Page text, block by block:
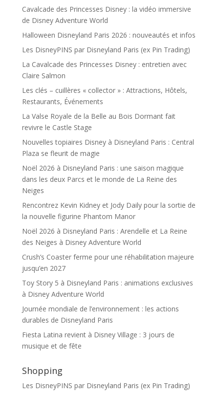
Cavalcade des Princesses Disney : la vidéo immersive
de Disney Adventure World
Halloween Disneyland Paris 2026 : nouveautés et infos
Les DisneyPINS par Disneyland Paris (ex Pin Trading)
La Cavalcade des Princesses Disney : entretien avec
Claire Salmon
Les clés – cuillères « collector » : Attractions, Hôtels,
Restaurants, Événements
La Valse Royale de la Belle au Bois Dormant fait
revivre le Castle Stage
Nouvelles topiaires Disney à Disneyland Paris : Central
Plaza se fleurit de magie
Noël 2026 à Disneyland Paris : une saison magique
dans les deux Parcs et le monde de La Reine des
Neiges
Rencontrez Kevin Kidney et Jody Daily pour la sortie de
la nouvelle figurine Phantom Manor
Noël 2026 à Disneyland Paris : Arendelle et La Reine
des Neiges à Disney Adventure World
Crush’s Coaster ferme pour une réhabilitation majeure
jusqu’en 2027
Toy Story 5 à Disneyland Paris : animations exclusives
à Disney Adventure World
Journée mondiale de l’environnement : les actions
durables de Disneyland Paris
Fiesta Latina revient à Disney Village : 3 jours de
musique et de fête
Shopping
Les DisneyPINS par Disneyland Paris (ex Pin Trading)